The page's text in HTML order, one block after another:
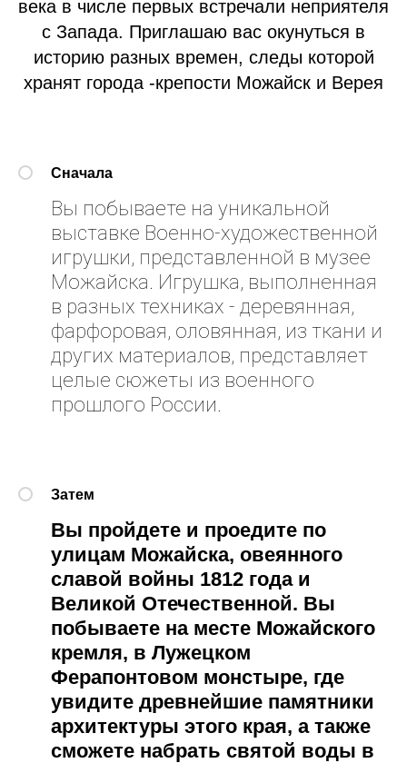
века в числе первых встречали неприятеля
с Запада. Приглашаю вас окунуться в
историю разных времен, следы которой
хранят города -крепости Можайск и Верея
Сначала
Вы побываете на уникальной
выставке Военно-художественной
игрушки, представленной в музее
Можайска. Игрушка, выполненная
в разных техниках - деревянная,
фарфоровая, оловянная, из ткани и
других материалов, представляет
целые сюжеты из военного
прошлого России.
Затем
Вы пройдете и проедите по
улицам Можайска, овеянного
славой войны 1812 года и
Великой Отечественной. Вы
побываете на месте Можайского
кремля, в Лужецком
Ферапонтовом монстыре, где
увидите древнейшие памятники
архитектуры этого края, а также
сможете набрать святой воды в